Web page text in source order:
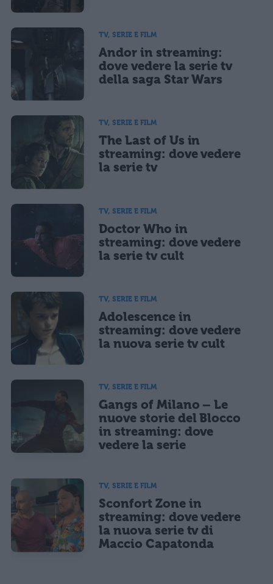
TV, SERIE E FILM
Andor in streaming:
dove vedere la serie tv
della saga Star Wars
TV, SERIE E FILM
The Last of Us in
streaming: dove vedere
la serie tv
TV, SERIE E FILM
Doctor Who in
streaming: dove vedere
la serie tv cult
TV, SERIE E FILM
Adolescence in
streaming: dove vedere
la nuova serie tv cult
TV, SERIE E FILM
Gangs of Milano – Le
nuove storie del Blocco
in streaming: dove
vedere la serie
TV, SERIE E FILM
Sconfort Zone in
streaming: dove vedere
la nuova serie tv di
Maccio Capatonda